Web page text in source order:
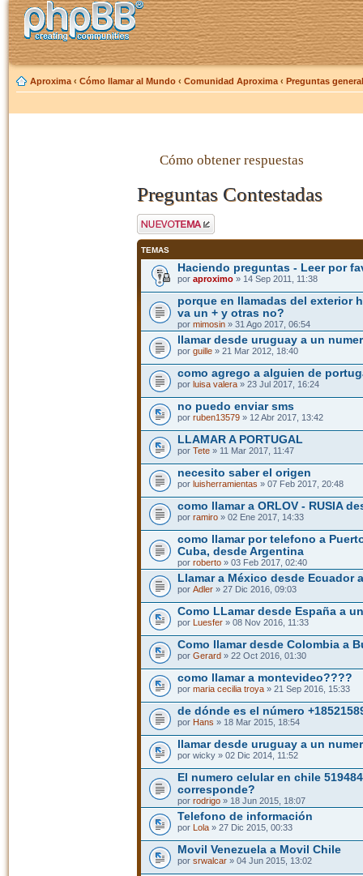
Aproxima ‹ Cómo llamar al Mundo ‹ Comunidad Aproxima ‹ Preguntas
Cómo obtener respuestas
Preguntas Contestadas
Publicar un nuevo
tema
TEMAS
Haciendo preguntas - Leer por
por aproximo» 14 Sep 2011, 11:38
porque en llamadas del exterior
va un + y otras no?
por mimosin» 31 Ago 2017, 06:54
llamar desde uruguay a un
por guille» 21 Mar 2012, 18:40
como agrego a alguien de
por luisa valera» 23 Jul 2017, 16:24
no puedo enviar sms
por ruben13579» 12 Abr 2017, 13:42
LLAMAR A PORTUGAL
por Tete» 11 Mar 2017, 11:47
necesito saber el origen
por luisherramientas » 07 Feb 2017, 20:48
como llamar a ORLOV - RUSIA
por ramiro» 02 Ene 2017, 14:33
como llamar por telefono a
Cuba, desde Argentina
por roberto» 03 Feb 2017, 02:40
Llamar a México desde Ecuador
por Adler» 27 Dic 2016, 09:03
Como LLamar desde España a
por Luesfer» 08 Nov 2016, 11:33
Como llamar desde Colombia a
por Gerard » 22 Oct 2016, 01:30
como llamar a montevideo????
por maria cecilia troya» 21 Sep 2016, 15:33
de dónde es el número
por Hans » 18 Mar 2015, 18:54
llamar desde uruguay a un
por wicky » 02 Dic 2014, 11:52
El numero celular en chile
corresponde?
por rodrigo» 18 Jun 2015, 18:07
Telefono de información
por Lola» 27 Dic 2015, 00:33
Movil Venezuela a Movil Chile
por srwalcar» 04 Jun 2015, 13:02